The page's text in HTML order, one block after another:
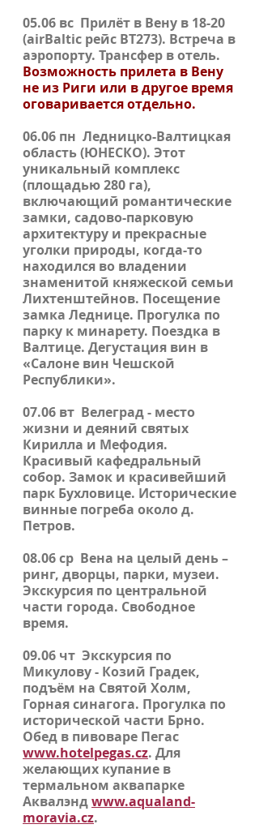
05.06 вс Прилёт в Вену в 18-20
(airBaltic рейс BT273). Встреча в
аэропорту. Трансфер в отель.
Возможность прилета в Вену
не из Риги или в другое время
оговаривается отдельно.
06.06 пн Ледницко-Валтицкая
область(ЮНЕСКО). Этот
уникальный комплекс
(площадью 280 га),
включающий романтические
замки, садово-парковую
архитектуру и прекрасные
уголки природы, когда-то
находился во владении
знаменитой княжеской семьи
Лихтенштейнов. Посещение
замка Леднице. Прогулка по
парку к минарету. Поездка в
Валтице. Дегустация вин в
«Салоне вин Чешской
Республики».
07.06 вт Велеград- место
жизни и деяний святых
Кирилла и Мефодия.
Красивый кафедральный
собор. Замок и красивейший
парк Бухловице. Исторические
винные погреба около д.
Петров.
08.06 ср Вена на целый день –
ринг, дворцы, парки, музеи.
Экскурсия по центральной
части города. Свободное
время.
09.06 чт Экскурсия по
Микулову- Козий Градек,
подъём на Святой Холм,
Горная синагога. Прогулка по
исторической части Брно.
Обед в пивоваре Пегас
www.hotelpegas.cz. Для
желающих купание в
термальном аквапарке
Аквалэндwww.aqualand-
moravia.cz.